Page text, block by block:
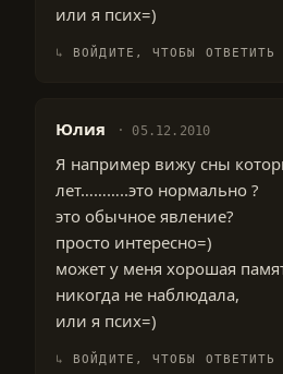
или я псих=)
ВОЙДИТЕ, ЧТОБЫ ОТВЕТИТЬ
Юлия 05.12.2010
Я например вижу сны
лет………..это нормально ?
это обычное явление?
просто интересно=)
может у меня хорошая
никогда не наблюдала,
или я псих=)
ВОЙДИТЕ, ЧТОБЫ ОТВЕТИТЬ